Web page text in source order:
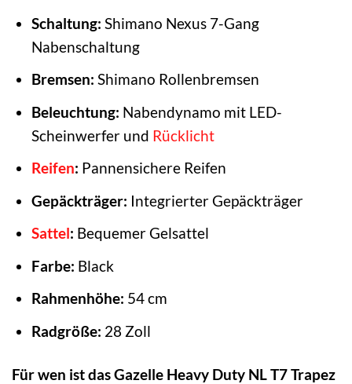
Schaltung: Shimano Nexus 7-Gang
Nabenschaltung
Bremsen: Shimano Rollenbremsen
Beleuchtung: Nabendynamo mit LED-
Scheinwerfer und Rücklicht
Reifen: Pannensichere Reifen
Gepäckträger: Integrierter Gepäckträger
Sattel: Bequemer Gelsattel
Farbe: Black
Rahmenhöhe: 54 cm
Radgröße: 28 Zoll
Für wen ist das Gazelle Heavy Duty NL T7 Trapez